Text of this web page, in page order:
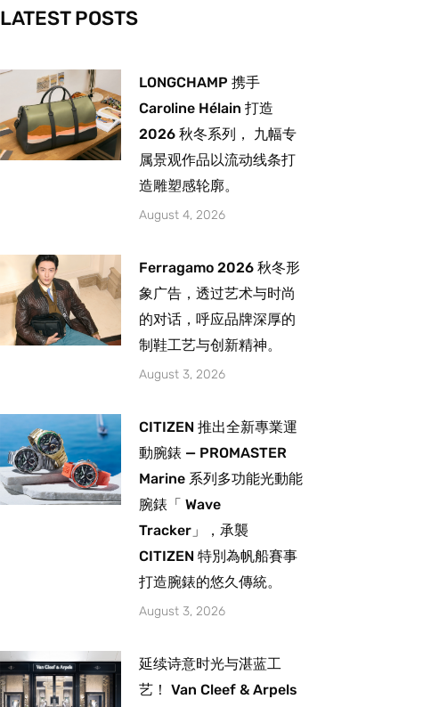
-
f
m
LATEST POSTS
LONGCHAMP 携手
Caroline Hélain 打造
2026 秋冬系列， 九幅专
属景观作品以流动线条打
造雕塑感轮廓。
August 4, 2026
Ferragamo 2026 秋冬形
象广告，透过艺术与时尚
的对话，呼应品牌深厚的
制鞋工艺与创新精神。
August 3, 2026
CITIZEN 推出全新專業運
動腕錶 — PROMASTER
Marine 系列多功能光動能
腕錶「 Wave
Tracker」，承襲
CITIZEN 特別為帆船賽事
打造腕錶的悠久傳統。
August 3, 2026
延续诗意时光与湛蓝工
艺！ Van Cleef & Arpels